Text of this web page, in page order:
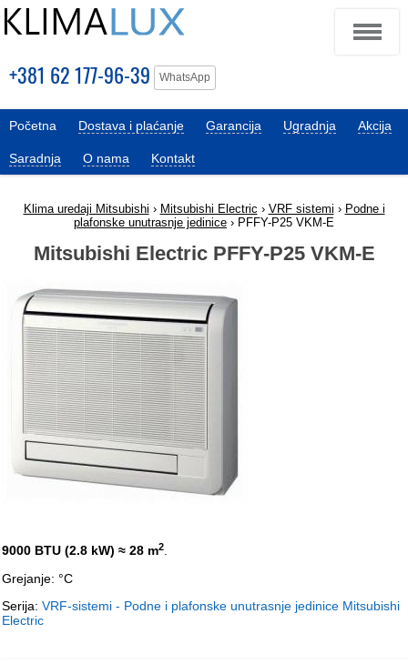
+381 62 177-96-39 WhatsApp
Početna Dostava i plaćanje Garancija Ugradnja Akcija
Saradnja O nama Kontakt
Klima uredaji Mitsubishi › Mitsubishi Electric › VRF sistemi › Podne i
plafonske unutrasnje jedinice › PFFY-P25 VKM-E
Mitsubishi Electric PFFY-P25 VKM-E
9000 BTU (2.8 kW) ≈ 28 m2.
Grejanje: °C
Serija: VRF-sistemi - Podne i plafonske unutrasnje jedinice Mitsubishi
Electric